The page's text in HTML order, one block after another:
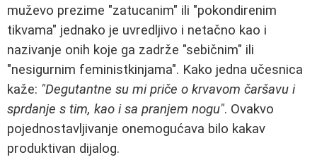
muževo prezime "zatucanim" ili "pokondirenim
tikvama" jednako je uvredljivo i netačno kao i
nazivanje onih koje ga zadrže "sebičnim" ili
"nesigurnim feministkinjama". Kako jedna učesnica
kaže: "Degutantne su mi priče o krvavom čaršavu i
sprdanje s tim, kao i sa pranjem nogu". Ovakvo
pojednostavljivanje onemogućava bilo kakav
produktivan dijalog.